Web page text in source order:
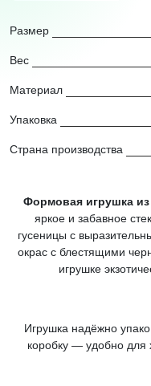
Размер
Вес
Материал
Упаковка
Страна производства
Формовая игрушка
яркое и забавное
гусеницы с
окрас с блестящими
игрушке
Игрушка надёжно
коробку— удобно для